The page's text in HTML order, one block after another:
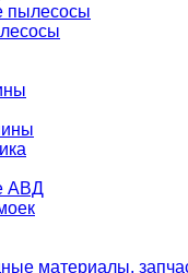
пылесосы
АВД
материалы,